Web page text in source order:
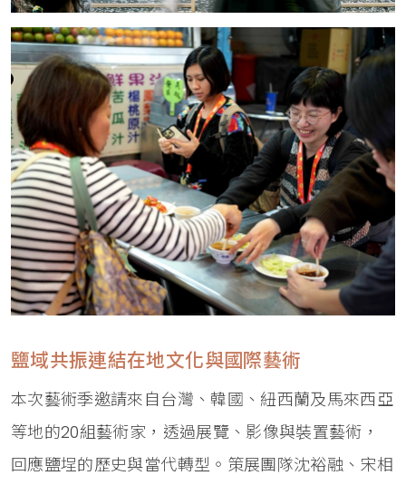
鹽域共振連結在地文化與國際藝術
本次藝術季邀請來自台灣、韓國、紐西蘭及馬來西亞
等地的20組藝術家，透過展覽、影像與裝置藝術，
回應鹽埕的歷史與當代轉型。策展團隊沈裕融、宋相